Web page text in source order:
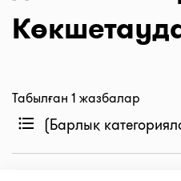
Табылған 1 жазбалар
format_list_bulleted (Барлық